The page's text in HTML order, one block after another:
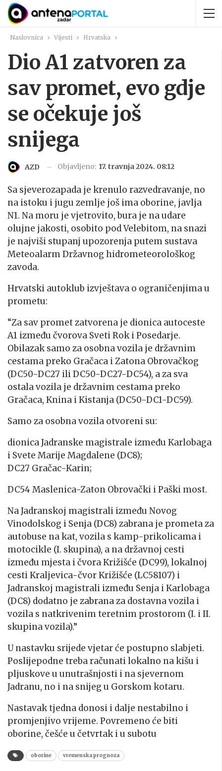
Naslovnica Vijesti Hrvatska
Dio A1 zatvoren za
sav promet, evo gdje
se očekuje još
snijega
AZD Objavljeno: 17. travnja 2024. 08:12
Sa sjeverozapada je krenulo razvedravanje, no
na istoku i jugu zemlje još ima oborine, javlja
N1. Na moru je vjetrovito, bura je na udare
olujne jakosti, osobito pod Velebitom, na snazi
je najviši stupanj upozorenja putem sustava
Meteoalarm Državnog hidrometeorološkog
zavoda.
Hrvatski autoklub izvještava o ograničenjima u
prometu:
“Za sav promet zatvorena je dionica autoceste
A1 između čvorova Sveti Rok i Posedarje.
Obilazak samo za osobna vozila je državnim
cestama preko Gračaca i Zatona Obrovačkog
(DC50-DC27 ili DC50-DC27-DC54), a za sva
ostala vozila je državnim cestama preko
Gračaca, Knina i Kistanja (DC50-DC1-DC59).
Samo za osobna vozila otvoreni su:
dionica Jadranske magistrale između Karlobaga
i Svete Marije Magdalene (DC8);
DC27 Gračac-Karin;
DC54 Maslenica-Zaton Obrovački i Paški most.
Na Jadranskoj magistrali između Novog
Vinodolskog i Senja (DC8) zabrana je prometa za
autobuse na kat, vozila s kamp-prikolicama i
motocikle (I. skupina), a na državnoj cesti
između mjesta i čvora Križišće (DC99), lokalnoj
cesti Kraljevica-čvor Križišće (LC58107) i
Jadranskoj magistrali između Senja i Karlobaga
(DC8) dodatno je zabrana za dostavna vozila i
vozila s natkrivenim teretnim prostorom (I. i II.
skupina vozila).”
U nastavku srijede vjetar će postupno slabjeti.
Poslijepodne treba računati lokalno na kišu i
pljuskove u unutrašnjosti i na sjevernom
Jadranu, no i na snijeg u Gorskom kotaru.
Nastavak tjedna donosi i dalje nestabilno i
promjenjivo vrijeme. Povremeno će biti
oborine, češće u četvrtak i u subotu
oborine vremenska prognoza